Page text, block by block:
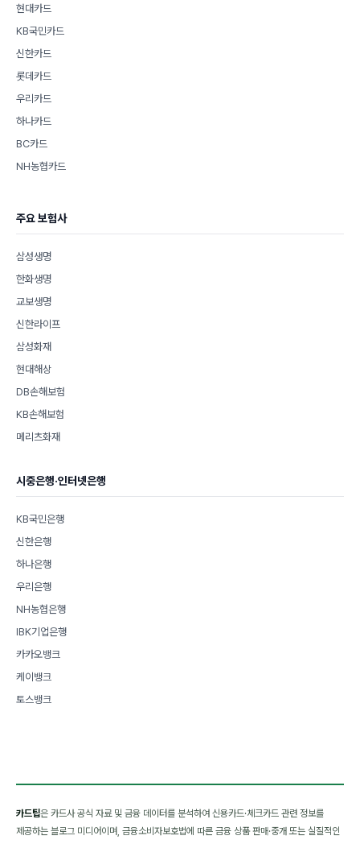
현대카드
KB국민카드
신한카드
롯데카드
우리카드
하나카드
BC카드
NH농협카드
주요 보험사
삼성생명
한화생명
교보생명
신한라이프
삼성화재
현대해상
DB손해보험
KB손해보험
메리츠화재
시중은행·인터넷은행
KB국민은행
신한은행
하나은행
우리은행
NH농협은행
IBK기업은행
카카오뱅크
케이뱅크
토스뱅크
카드팁은 카드사 공식 자료 및 금융 데이터를 분석하여 신용카드·체크카드 관련 정보를
제공하는 블로그 미디어이며, 금융소비자보호법에 따른 금융 상품 판매·중개 또는 실질적인